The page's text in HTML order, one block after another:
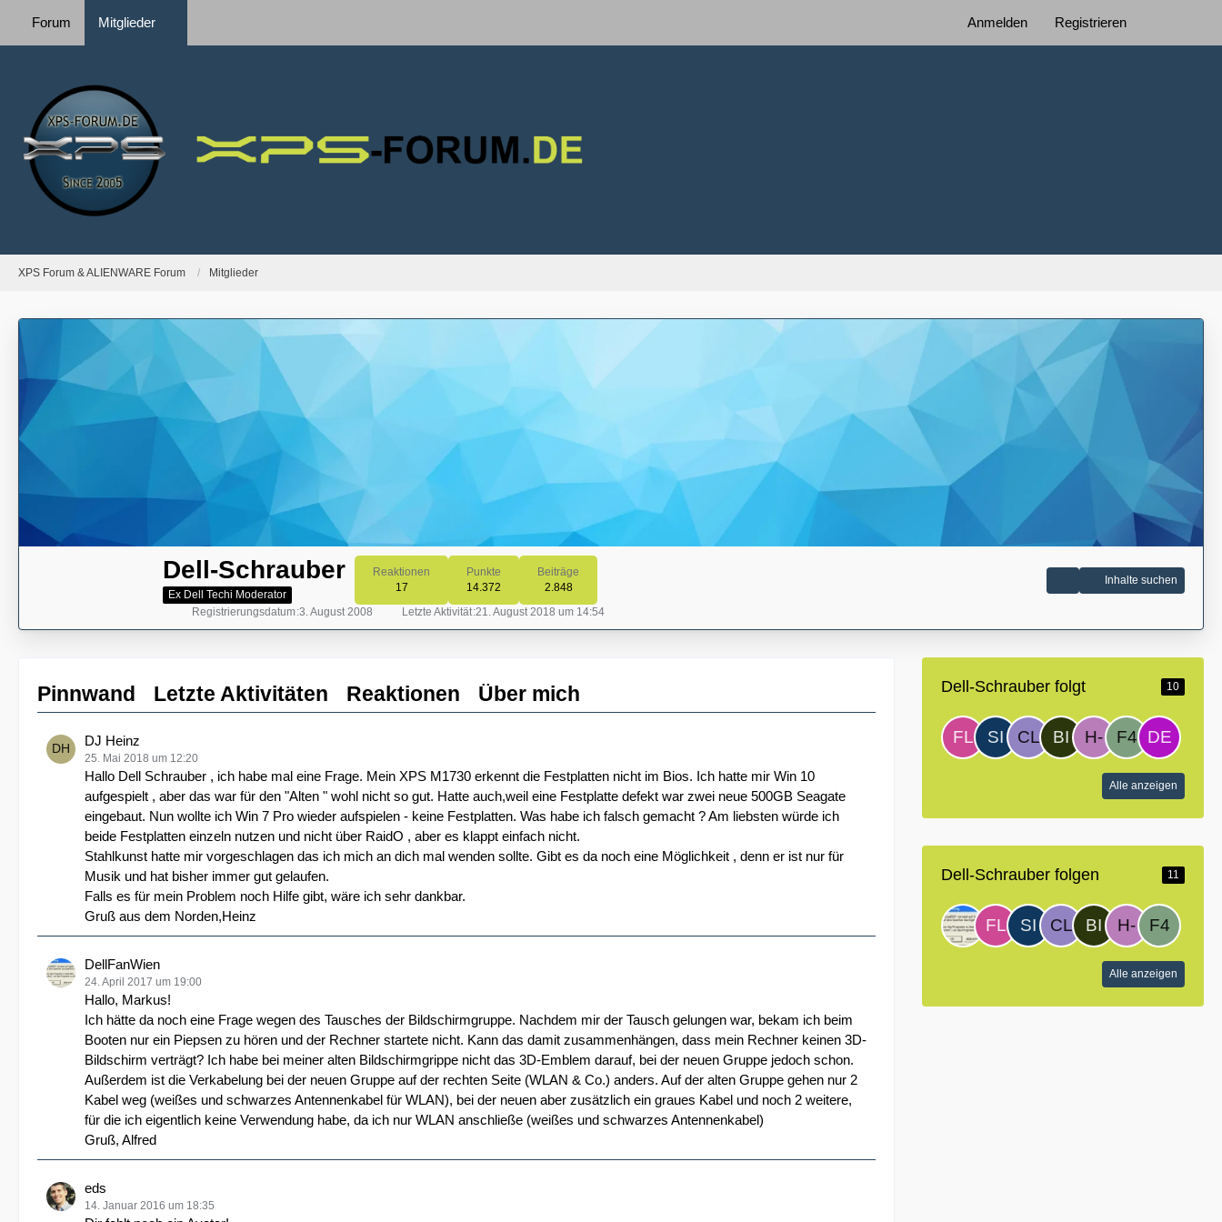
Forum Mitglieder Anmelden Registrieren
XPS Forum & ALIENWARE Forum Mitglieder
Dell-Schrauber
Ex Dell Techi Moderator
Reaktionen
17
Punkte
14.372
Beiträge
2.848
Inhalte suchen
Registrierungsdatum 3. August 2008 Letzte Aktivität 21. August 2018 um 14:54
Pinnwand Letzte Aktivitäten Reaktionen Über mich
DJ Heinz
25. Mai 2018 um 12:20
Hallo Dell Schrauber , ich habe mal eine Frage. Mein XPS M1730 erkennt die Festplatten nicht im Bios. Ich hatte mir Win 10
aufgespielt , aber das war für den "Alten " wohl nicht so gut. Hatte auch,weil eine Festplatte defekt war zwei neue 500GB Seagate
eingebaut. Nun wollte ich Win 7 Pro wieder aufspielen - keine Festplatten. Was habe ich falsch gemacht ? Am liebsten würde ich
beide Festplatten einzeln nutzen und nicht über RaidO , aber es klappt einfach nicht.
Stahlkunst hatte mir vorgeschlagen das ich mich an dich mal wenden sollte. Gibt es da noch eine Möglichkeit , denn er ist nur für
Musik und hat bisher immer gut gelaufen.
Falls es für mein Problem noch Hilfe gibt, wäre ich sehr dankbar.
Gruß aus dem Norden,Heinz
DellFanWien
24. April 2017 um 19:00
Hallo, Markus!
Ich hätte da noch eine Frage wegen des Tausches der Bildschirmgruppe. Nachdem mir der Tausch gelungen war, bekam ich beim
Booten nur ein Piepsen zu hören und der Rechner startete nicht. Kann das damit zusammenhängen, dass mein Rechner keinen 3D-
Bildschirm verträgt? Ich habe bei meiner alten Bildschirmgrippe nicht das 3D-Emblem darauf, bei der neuen Gruppe jedoch schon.
Außerdem ist die Verkabelung bei der neuen Gruppe auf der rechten Seite (WLAN & Co.) anders. Auf der alten Gruppe gehen nur 2
Kabel weg (weißes und schwarzes Antennenkabel für WLAN), bei der neuen aber zusätzlich ein graues Kabel und noch 2 weitere,
für die ich eigentlich keine Verwendung habe, da ich nur WLAN anschließe (weißes und schwarzes Antennenkabel)
Gruß, Alfred
eds
14. Januar 2016 um 18:35
Dell-Schrauber folgt 10
Alle anzeigen
Dell-Schrauber folgen 11
Alle anzeigen